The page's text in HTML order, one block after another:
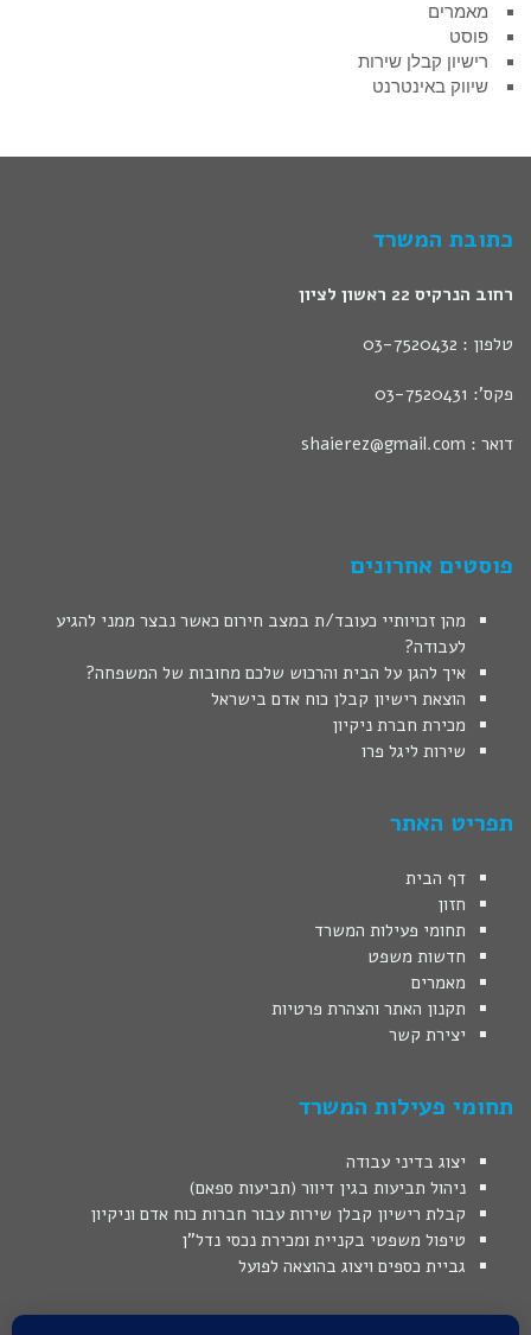
מאמרים
פוסט
רישיון קבלן שירות
שיווק באינטרנט
כתובת המשרד
רחוב הנרקיס 22 ראשון לציון
טלפון : 03-7520432
פקס': 03-7520431
דואר : shaierez@gmail.com
פוסטים אחרונים
מהן זכויותיי כעובד/ת במצב חירום כאשר נבצר ממני להגיע
לעבודה?
איך להגן על הבית והרכוש שלכם מחובות של המשפחה?
הוצאת רישיון קבלן כוח אדם בישראל
מכירת חברת ניקיון
שירות ליגל פרו
תפריט האתר
דף הבית
חזון
תחומי פעילות המשרד
חדשות משפט
מאמרים
תקנון האתר והצהרת פרטיות
יצירת קשר
תחומי פעילות המשרד
יצוג בדיני עבודה
ניהול תביעות בגין דיוור (תביעות ספאם)
קבלת רישיון קבלן שירות עבור חברות כוח אדם וניקיון
טיפול משפטי בקניית ומכירת נכסי נדל"ן
גביית כספים ויצוג בהוצאה לפועל